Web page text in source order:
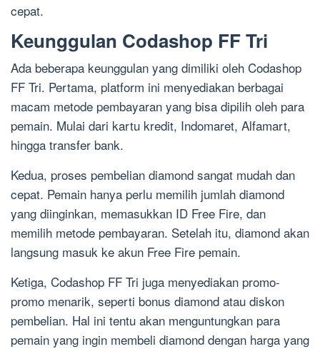
cepat.
Keunggulan Codashop FF Tri
Ada beberapa keunggulan yang dimiliki oleh Codashop
FF Tri. Pertama, platform ini menyediakan berbagai
macam metode pembayaran yang bisa dipilih oleh para
pemain. Mulai dari kartu kredit, Indomaret, Alfamart,
hingga transfer bank.
Kedua, proses pembelian diamond sangat mudah dan
cepat. Pemain hanya perlu memilih jumlah diamond
yang diinginkan, memasukkan ID Free Fire, dan
memilih metode pembayaran. Setelah itu, diamond akan
langsung masuk ke akun Free Fire pemain.
Ketiga, Codashop FF Tri juga menyediakan promo-
promo menarik, seperti bonus diamond atau diskon
pembelian. Hal ini tentu akan menguntungkan para
pemain yang ingin membeli diamond dengan harga yang